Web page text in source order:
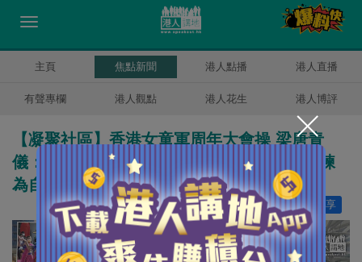
主頁 焦點新聞 港人點播 港人直播
有聲專欄 港人觀點 港人花生 港人博評
【凝聚社區】香港女童軍周年大會操 梁唐青
儀：將會務發揚光大、讓更多人透過參加訓練
為自己及身邊人建立美好積極人生
分享
讚好 6